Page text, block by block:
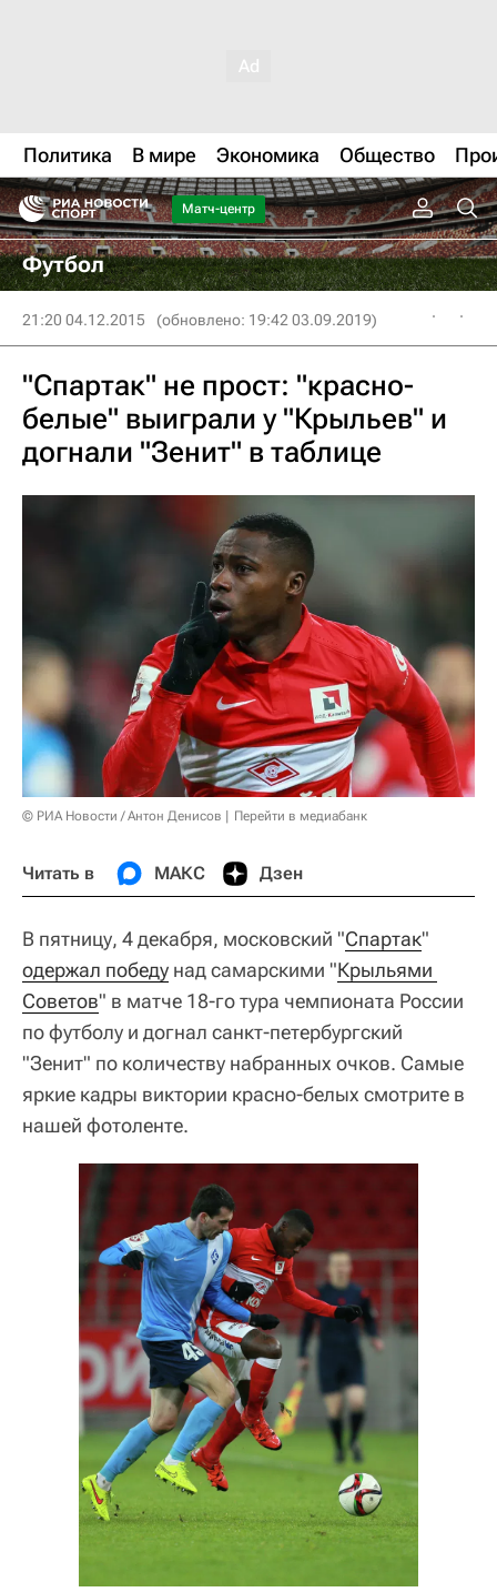
Политика В мире Экономика Общество
Матч-центр
Футбол
21:20 04.12.2015 (обновлено: 19:42 03.09.2019)
"Спартак" не прост: "красно-
белые" выиграли у "Крыльев" и
догнали "Зенит" в таблице
© РИА Новости / Антон Денисов Перейти в медиабанк
Читать в МАКС Дзен
В пятницу, 4 декабря, московский "Спартак"
одержал победу над самарскими "Крыльями
Советов" в матче 18-го тура чемпионата России
по футболу и догнал санкт-петербургский
"Зенит" по количеству набранных очков. Самые
яркие кадры виктории красно-белых смотрите в
нашей фотоленте.